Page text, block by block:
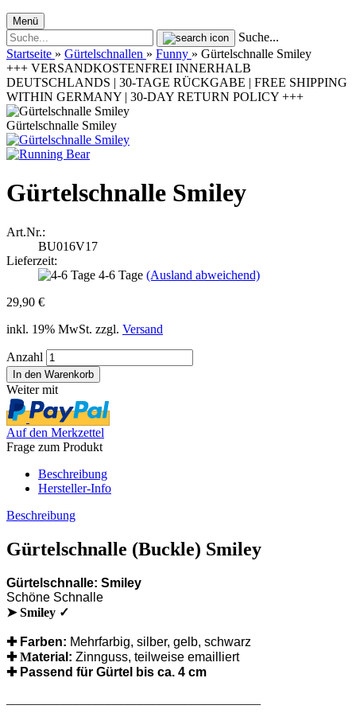
Menü
Suche...
Startseite » Gürtelschnallen » Funny » Gürtelschnalle Smiley
+++ VERSANDKOSTENFREI INNERHALB
DEUTSCHLANDS | 30-TAGE RÜCKGABE | FREE SHIPPING
WITHIN GERMANY | 30-DAY RETURN POLICY +++
Gürtelschnalle Smiley
Gürtelschnalle Smiley
Art.Nr.:
BU016V17
Lieferzeit:
4-6 Tage (Ausland abweichend)
29,90 €
inkl. 19% MwSt. zzgl. Versand
Anzahl
Weiter mit
Auf den Merkzettel
Frage zum Produkt
Beschreibung
Hersteller-Info
Beschreibung
Gürtelschnalle (Buckle) Smiley
Gürtelschnalle: Smiley
Schöne Schnalle
➤ Smiley ✓
✚ Farben: Mehrfarbig, silber, gelb, schwarz
✚ Material: Zinnguss, teilweise emailliert
✚ Passend für Gürtel bis ca. 4 cm